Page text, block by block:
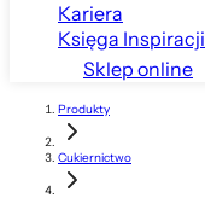
Kariera
Księga Inspiracji
Sklep online
Produkty
Cukiernictwo